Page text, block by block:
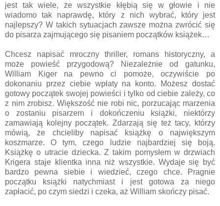
jest tak wiele, że wszystkie kłębią się w głowie i nie
wiadomo tak naprawdę, który z nich wybrać, który jest
najlepszy? W takich sytuacjach zawsze można zwrócić się
do pisarza zajmującego się pisaniem początków książek…
Chcesz napisać mroczny thriller, romans historyczny, a
może powieść przygodową? Niezależnie od gatunku,
William Kiger na pewno ci pomoże, oczywiście po
dokonaniu przez ciebie wpłaty na konto. Możesz dostać
gotowy początek swojej powieści i tylko od ciebie zależy, co
z nim zrobisz. Większość nie robi nic, porzucając marzenia
o zostaniu pisarzem i dokończeniu książki, niektórzy
zamawiają kolejny początek. Zdarzają się też tacy, którzy
mówią, że chcieliby napisać książkę o największym
koszmarze. O tym, czego ludzie najbardziej się boją.
Książkę o utracie dziecka. Z takim pomysłem w drzwiach
Krigera staje klientka inna niż wszystkie. Wydaje się być
bardzo pewna siebie i wiedzieć, czego chce. Pragnie
początku książki natychmiast i jest gotowa za niego
zapłacić, po czym siedzi i czeka, aż William skończy pisać.